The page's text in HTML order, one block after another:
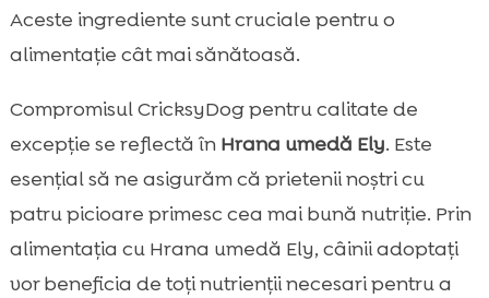
Aceste ingrediente sunt cruciale pentru o
alimentație cât mai sănătoasă.
Compromisul CricksyDog pentru calitate de
excepție se reflectă în Hrana umedă Ely. Este
esențial să ne asigurăm că prietenii noștri cu
patru picioare primesc cea mai bună nutriție. Prin
alimentația cu Hrana umedă Ely, câinii adoptați
vor beneficia de toți nutrienții necesari pentru a